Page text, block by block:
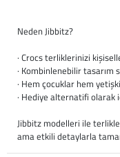
Neden Jibbitz?
· Crocs terliklerinizi
· Kombinlenebilir tasarım
· Hem çocuklar hem
· Hediye alternatifi olarak
Jibbitz modelleri ile
ama etkili detaylarla